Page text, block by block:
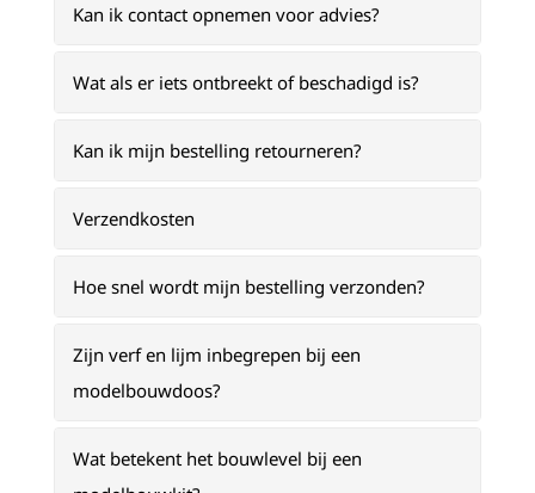
Kan ik contact opnemen voor advies?
Wat als er iets ontbreekt of beschadigd is?
Kan ik mijn bestelling retourneren?
Verzendkosten
Hoe snel wordt mijn bestelling verzonden?
Zijn verf en lijm inbegrepen bij een
modelbouwdoos?
Wat betekent het bouwlevel bij een